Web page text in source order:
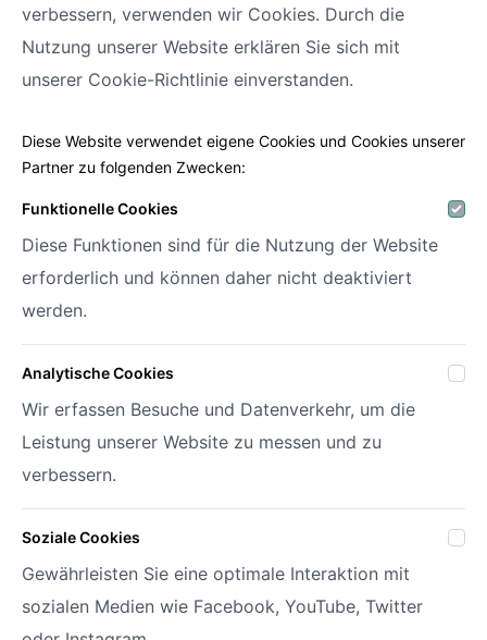
Konto erstellen.
Decofora
Haenhoutstraat 147
9070 Destelbergen
info@decofora.com
Mein Konto
Login
Passwort vergessen?
Datenschutzrichtlinie
verbessern, verwenden wir Cookies. Durch die
Nutzung unserer Website erklären Sie sich mit
unserer Cookie-Richtlinie einverstanden.
Diese Website verwendet eigene Cookies und Cookies unserer
Partner zu folgenden Zwecken:
Funktionelle Cookies
Diese Funktionen sind für die Nutzung der Website
erforderlich und können daher nicht deaktiviert
werden.
Analytische Cookies
Wir erfassen Besuche und Datenverkehr, um die
Leistung unserer Website zu messen und zu
verbessern.
Soziale Cookies
Gewährleisten Sie eine optimale Interaktion mit
sozialen Medien wie Facebook, YouTube, Twitter